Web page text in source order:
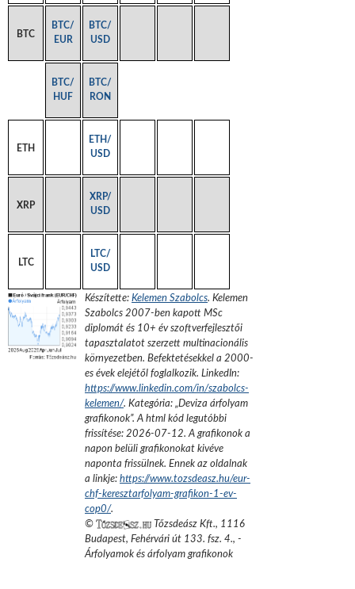
BTC
BTC/
EUR
BTC/
USD
BTC/
HUF
BTC/
RON
ETH
ETH/
USD
XRP
XRP/
USD
LTC
LTC/
USD
Készítette: Kelemen Szabolcs. Kelemen
Szabolcs 2007-ben kapott MSc
diplomát és 10+ év szoftverfejlesztői
tapasztalatot szerzett multinacionális
környezetben. Befektetésekkel a 2000-
es évek elejétől foglalkozik. LinkedIn:
https://www.linkedin.com/in/szabolcs-
kelemen/. Kategória: „Deviza árfolyam
grafikonok”.A html kód legutóbbi
frissítése: 2026-07-12. A grafikonok a
napon belüli grafikonokat kivéve
naponta frissülnek. Ennek az oldalnak
a linkje: https://www.tozsdeasz.hu/eur-
chf-keresztarfolyam-grafikon-1-ev-
cop0/.
©
Tőzsdeász Kft., 1116
Budapest, Fehérvári út 133. fsz. 4., -
Árfolyamok és árfolyam grafikonok